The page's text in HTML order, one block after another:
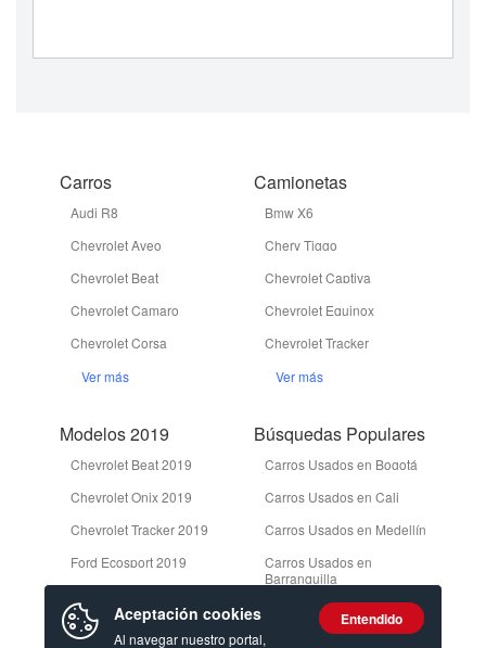
Carros
Audi R8
Chevrolet Aveo
Chevrolet Beat
Chevrolet Camaro
Chevrolet Corsa
Ver más
Camionetas
Bmw X6
Chery Tiggo
Chevrolet Captiva
Chevrolet Equinox
Chevrolet Tracker
Ver más
Modelos 2019
Chevrolet Beat 2019
Chevrolet Onix 2019
Chevrolet Tracker 2019
Ford Ecosport 2019
Ver más
Búsquedas Populares
Carros Usados en Bogotá
Carros Usados en Cali
Carros Usados en Medellín
Carros Usados en
Barranquilla
Camionetas Usadas en
Aceptación cookies
Al navegar nuestro portal,
Entendido